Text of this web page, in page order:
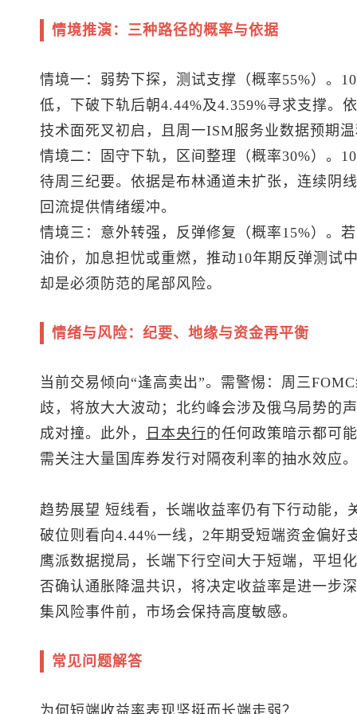
情境推演：三种路径的概率与依据
情境一：弱势下探，测试支撑（概率55%） 。
低，下破下轨后朝4.44%及4.359%寻求支撑。
技术面死叉初启，且周一ISM服务业数据预期
情境二：固守下轨，区间整理（概率30%） 。
待周三纪要。依据是布林通道未扩张，连续阴
回流提供情绪缓冲。
情境三：意外转强，反弹修复（概率15%） 。
油价，加息担忧或重燃，推动10年期反弹测试
却是必须防范的尾部风险。
情绪与风险：纪要、地缘与资金再平衡
当前交易倾向“逢高卖出”。需警惕：周三
歧，将放大大波动；北约峰会涉及俄乌局势的
成对撞。此外，
日本央行的任何政策暗示都可
需关注大量国库券发行对隔夜利率的抽水效应。
趋势展望 短线看，长端收益率仍有下行动能，
破位则看向4.44%一线，2年期受短端资金偏好
鹰派数据搅局，长端下行空间大于短端，平坦
否确认通胀降温共识，将决定收益率是进一步
集风险事件前，市场会保持高度敏感。
常见问题解答